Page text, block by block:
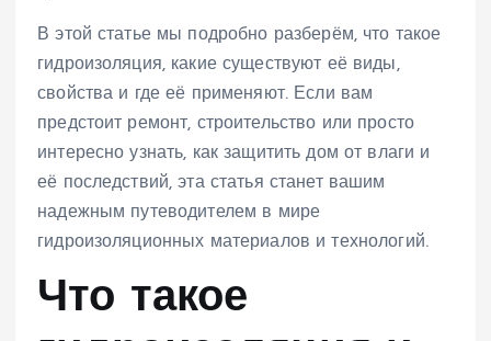
В этой статье мы подробно разберём, что такое
гидроизоляция, какие существуют её виды,
свойства и где её применяют. Если вам
предстоит ремонт, строительство или просто
интересно узнать, как защитить дом от влаги и
её последствий, эта статья станет вашим
надежным путеводителем в мире
гидроизоляционных материалов и технологий.
Что такое